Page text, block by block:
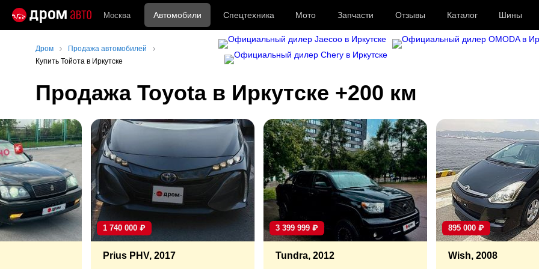
Москва Автомобили Спецтехника Мото Запчасти Отзывы Каталог Шины
Дром
Продажа автомобилей
Купить Тойота в Иркутске
Продажа Toyota в Иркутске +200 км
1 740 000 ₽
Prius PHV, 2017
3 399 999 ₽
Tundra, 2012
895 000 ₽
Wish, 2008